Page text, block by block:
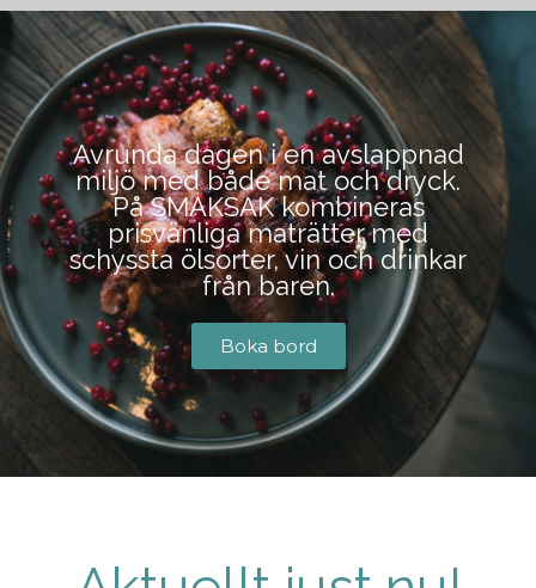
Avrunda dagen i en avslappnad
miljö med både mat och dryck.
På SMAKSAK kombineras
prisvänliga maträtter med
schyssta ölsorter, vin och drinkar
från baren.
Boka bord